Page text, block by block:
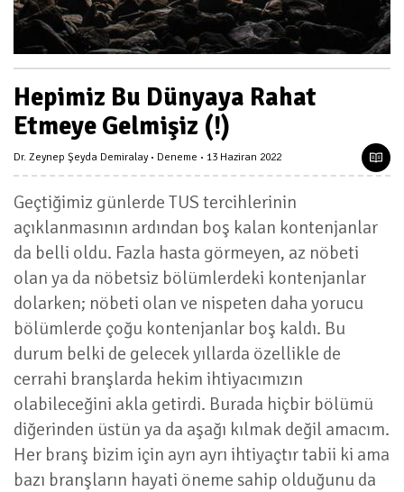
Hepimiz Bu Dünyaya Rahat
Etmeye Gelmişiz (!)
Dr. Zeynep Şeyda Demiralay Deneme 13 Haziran 2022
Geçtiğimiz günlerde TUS tercihlerinin
açıklanmasının ardından boş kalan kontenjanlar
da belli oldu. Fazla hasta görmeyen, az nöbeti
olan ya da nöbetsiz bölümlerdeki kontenjanlar
dolarken; nöbeti olan ve nispeten daha yorucu
bölümlerde çoğu kontenjanlar boş kaldı. Bu
durum belki de gelecek yıllarda özellikle de
cerrahi branşlarda hekim ihtiyacımızın
olabileceğini akla getirdi. Burada hiçbir bölümü
diğerinden üstün ya da aşağı kılmak değil amacım.
Her branş bizim için ayrı ayrı ihtiyaçtır tabii ki ama
bazı branşların hayati öneme sahip olduğunu da